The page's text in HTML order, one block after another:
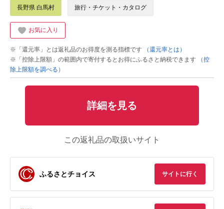
長野県 白馬村 旅行・チケット・カタログ
お気に入り
※「還元率」とは返礼品のお得度を測る指標です
（還元率とは）
※「控除上限額」の範囲内で寄付するとお得にふるさと納税できます
（控
除上限額を調べる）
詳細を見る
この返礼品の取扱いサイト
ふるさとチョイス サイトに行く